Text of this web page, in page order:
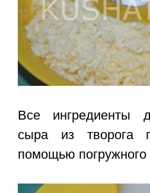
Все ингредиенты
сыра из творога
помощью погружного